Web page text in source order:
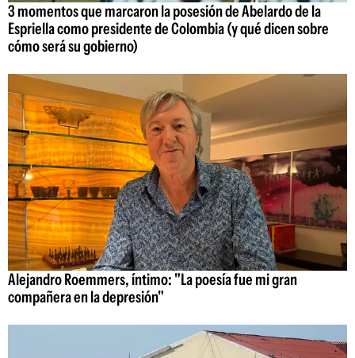
3 momentos que marcaron la posesión de Abelardo de la
Espriella como presidente de Colombia (y qué dicen sobre
cómo será su gobierno)
Alejandro Roemmers, íntimo: "La poesía fue mi gran
compañera en la depresión"